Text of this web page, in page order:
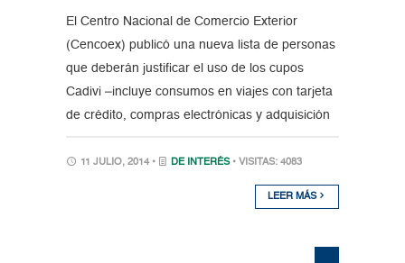
El Centro Nacional de Comercio Exterior
(Cencoex) publicó una nueva lista de personas
que deberán justificar el uso de los cupos
Cadivi –incluye consumos en viajes con tarjeta
de crédito, compras electrónicas y adquisición
11 JULIO, 2014 • DE INTERÉS • VISITAS: 4083
LEER MÁS